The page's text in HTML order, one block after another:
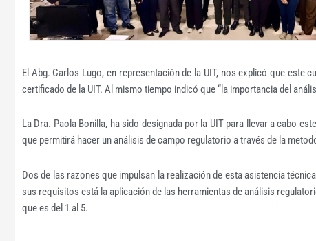
El Abg. Carlos Lugo, en representación de la UIT, nos explicó que
certificado de la UIT. Al mismo tiempo indicó que “la importancia del
La Dra. Paola Bonilla, ha sido designada por la UIT para llevar a cabo
que permitirá hacer un análisis de campo regulatorio a través de la
Dos de las razones que impulsan la realización de esta asistencia
sus requisitos está la aplicación de las herramientas de análisis
que es del 1 al 5.